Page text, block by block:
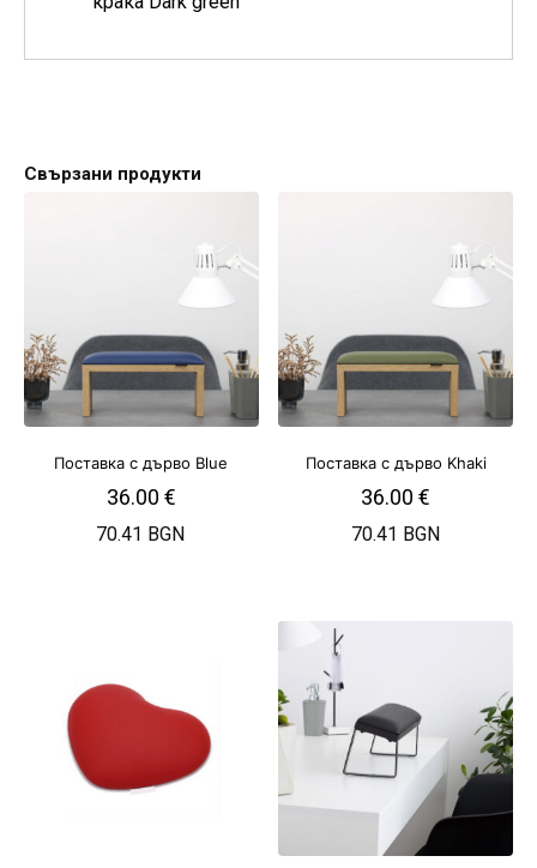
Свързани продукти
Поставка с дърво Blue
36.00 €
70.41 BGN
Поставка с дърво Khaki
36.00€
70.41 BGN